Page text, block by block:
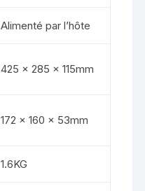
Alimenté par l’hôte
425 × 285 × 115mm
172 × 160 × 53mm
1.6KG